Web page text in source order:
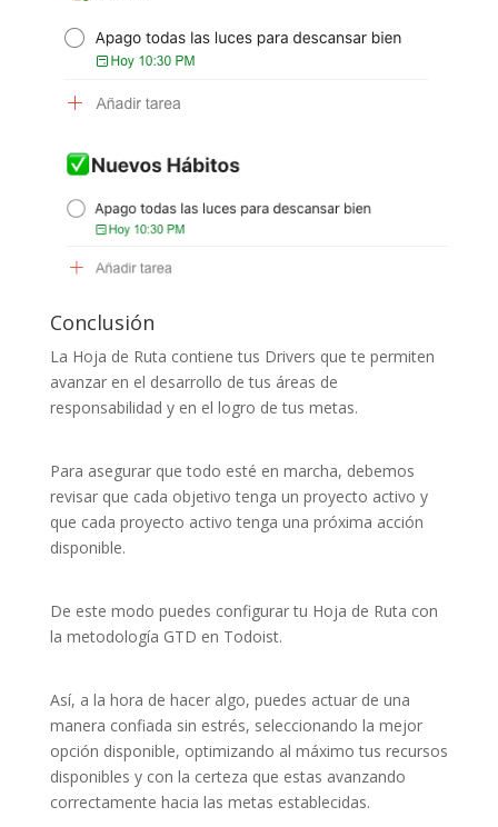
Conclusión
La Hoja de Ruta contiene tus Drivers que te permiten
avanzar en el desarrollo de tus áreas de
responsabilidad y en el logro de tus metas.
Para asegurar que todo esté en marcha, debemos
revisar que cada objetivo tenga un proyecto activo y
que cada proyecto activo tenga una próxima acción
disponible.
De este modo puedes configurar tu Hoja de Ruta con
la metodología GTD en Todoist.
Así, a la hora de hacer algo, puedes actuar de una
manera confiada sin estrés, seleccionando la mejor
opción disponible, optimizando al máximo tus recursos
disponibles y con la certeza que estas avanzando
correctamente hacia las metas establecidas.